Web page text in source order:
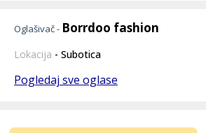
Oglašivač - Borrdoo fashion
Lokacija - Subotica
Pogledaj sve oglase